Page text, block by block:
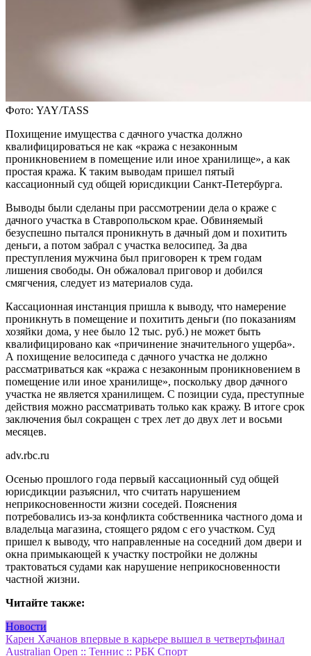
Фото: YAY/TASS
Похищение имущества с дачного участка должно
квалифицироваться не как «кража с незаконным
проникновением в помещение или иное хранилище», а как
простая кража. К таким выводам пришел пятый
кассационный суд общей юрисдикции Санкт-Петербурга.
Выводы были сделаны при рассмотрении дела о краже с
дачного участка в Ставропольском крае. Обвиняемый
безуспешно пытался проникнуть в дачный дом и похитить
деньги, а потом забрал с участка велосипед. За два
преступления мужчина был приговорен к трем годам
лишения свободы. Он обжаловал приговор и добился
смягчения, следует из материалов суда.
Кассационная инстанция пришла к выводу, что намерение
проникнуть в помещение и похитить деньги (по показаниям
хозяйки дома, у нее было 12 тыс. руб.) не может быть
квалифицировано как «причинение значительного ущерба».
А похищение велосипеда с дачного участка не должно
рассматриваться как «кража с незаконным проникновением в
помещение или иное хранилище», поскольку двор дачного
участка не является хранилищем. С позиции суда, преступные
действия можно рассматривать только как кражу. В итоге срок
заключения был сокращен с трех лет до двух лет и восьми
месяцев.
adv.rbc.ru
Осенью прошлого года первый кассационный суд общей
юрисдикции разъяснил, что считать нарушением
неприкосновенности жизни соседей. Пояснения
потребовались из-за конфликта собственника частного дома и
владельца магазина, стоящего рядом с его участком. Суд
пришел к выводу, что направленные на соседний дом двери и
окна примыкающей к участку постройки не должны
трактоваться судами как нарушение неприкосновенности
частной жизни.
Читайте также:
Новости
Навигация
Карен Хачанов впервые в карьере вышел в четвертьфинал
Australian Open :: Теннис :: РБК Спорт